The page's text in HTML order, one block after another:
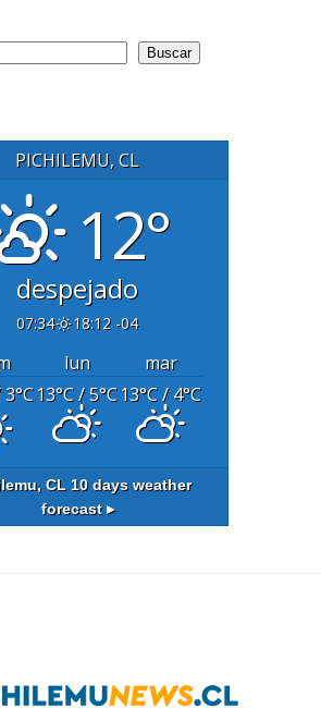
Buscar
PICHILEMU, CL
12°
despejado
07:34 18:12 -04
lun
mar
3°C13°C/ 5°C13°C/ 4°C
CL 10 days weather
forecast ▸